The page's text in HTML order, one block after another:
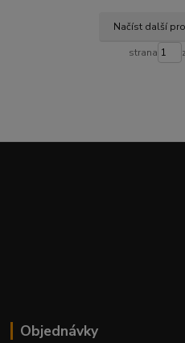
Načíst další
strana
Objednávky